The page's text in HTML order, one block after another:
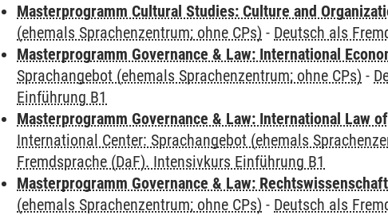
Masterprogramm Cultural Studies: Culture and
(ehemals Sprachenzentrum; ohne CPs) - Deutsch als
Masterprogramm Governance & Law: International
Sprachangebot (ehemals Sprachenzentrum; ohne CPs) -
Einführung B1
Masterprogramm Governance & Law: International Law
International Center: Sprachangebot (ehemals
Fremdsprache (DaF). Intensivkurs Einführung B1
Masterprogramm Governance & Law: Rechtswissenschaft
(ehemals Sprachenzentrum; ohne CPs) - Deutsch als